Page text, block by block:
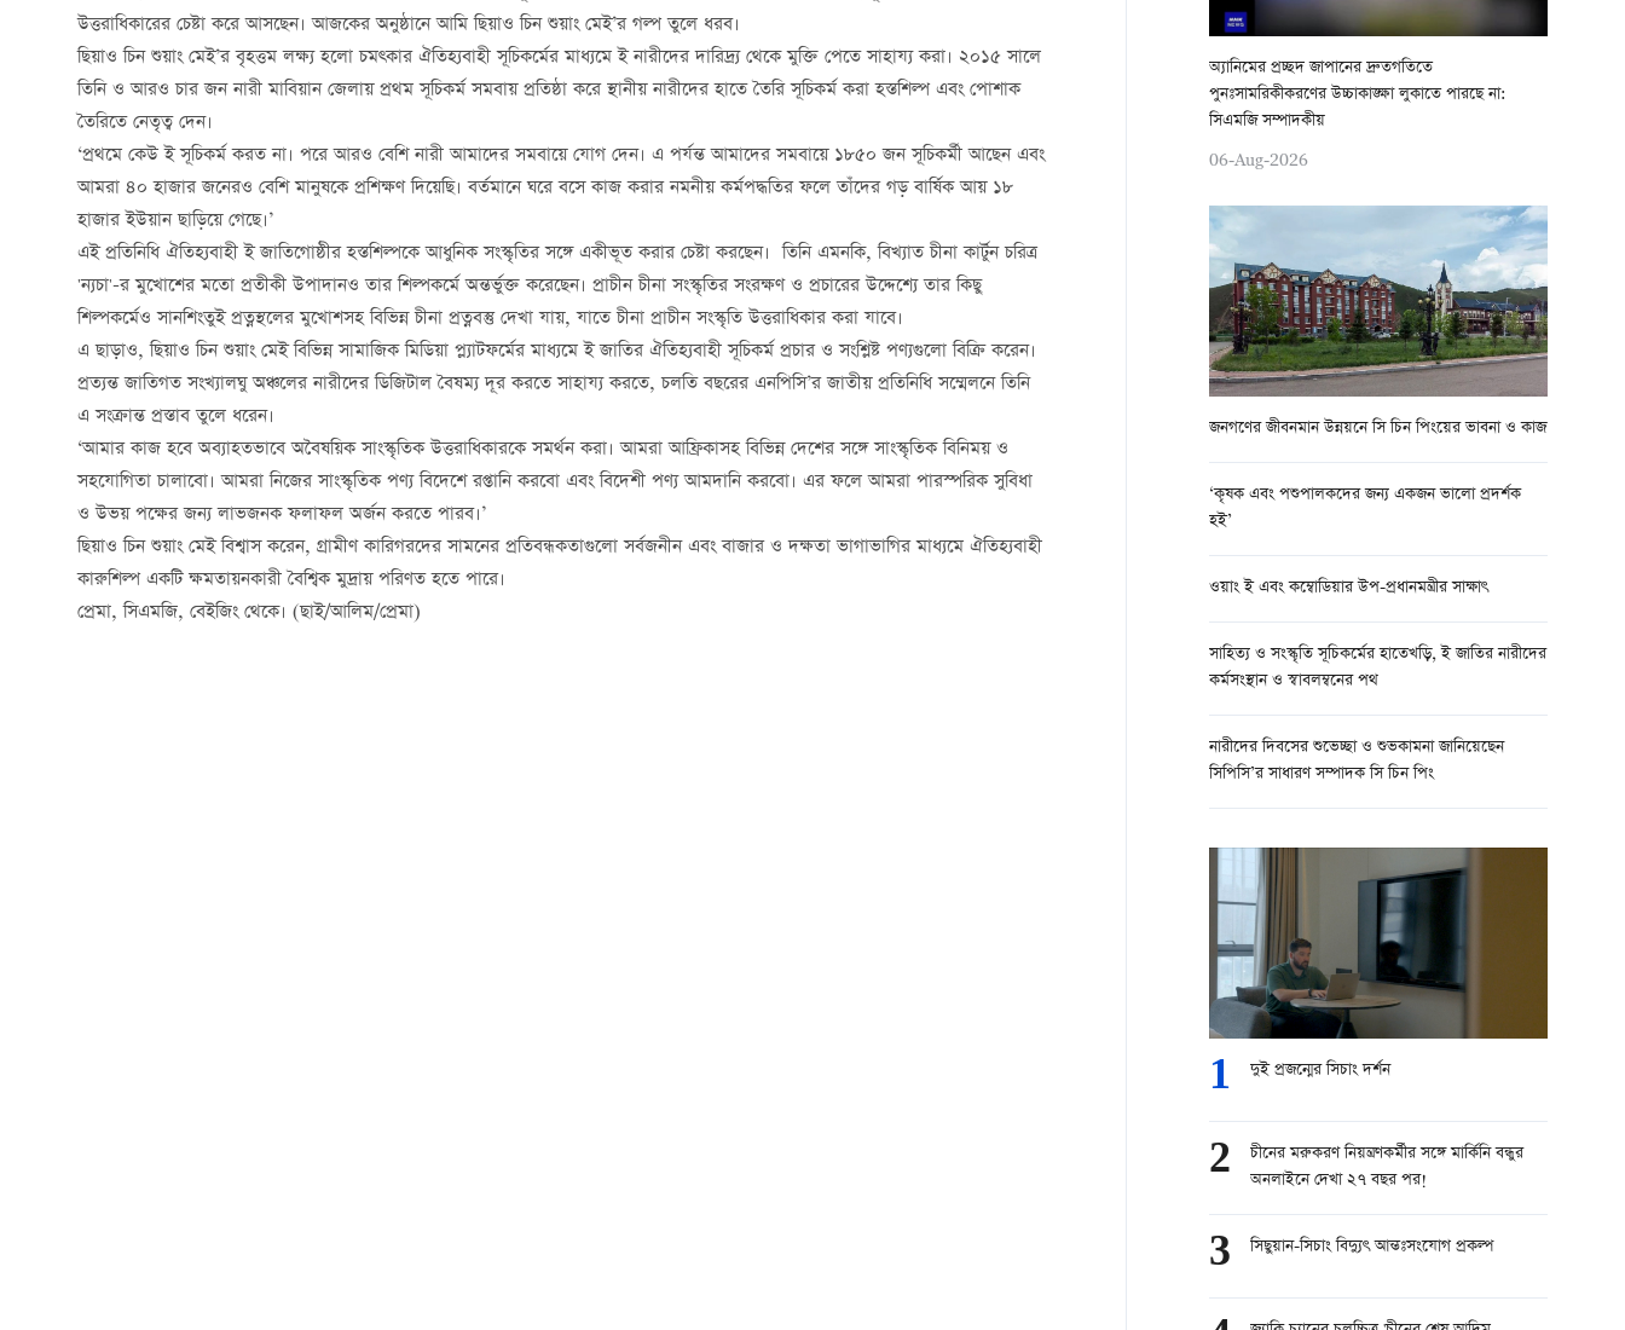
উত্তরাধিকারের চেষ্টা করে আসছেন। আজকের অনুষ্ঠানে আমি ছিয়াও চিন শুয়াং মেই’র গল্প তুলে ধরব।
ছিয়াও চিন শুয়াং মেই’র বৃহত্তম লক্ষ্য হলো চমত্কার ঐতিহ্যবাহী সূচিকর্মের মাধ্যমে ই নারীদের দারিদ্র্য থেকে মুক্তি পেতে সাহায্য করা। ২০১৫ সালে
তিনি ও আরও চার জন নারী মাবিয়ান জেলায় প্রথম সূচিকর্ম সমবায় প্রতিষ্ঠা করে স্থানীয় নারীদের হাতে তৈরি সূচিকর্ম করা হস্তশিল্প এবং পোশাক
তৈরিতে নেতৃত্ব দেন।
‘প্রথমে কেউ ই সূচিকর্ম করত না। পরে আরও বেশি নারী আমাদের সমবায়ে যোগ দেন। এ পর্যন্ত আমাদের সমবায়ে ১৮৫০ জন সূচিকর্মী আছেন এবং
আমরা ৪০ হাজার জনেরও বেশি মানুষকে প্রশিক্ষণ দিয়েছি। বর্তমানে ঘরে বসে কাজ করার নমনীয় কর্মপদ্ধতির ফলে তাঁদের গড় বার্ষিক আয় ১৮
হাজার ইউয়ান ছাড়িয়ে গেছে।’
এই প্রতিনিধি ঐতিহ্যবাহী ই জাতিগোষ্ঠীর হস্তশিল্পকে আধুনিক সংস্কৃতির সঙ্গে একীভূত করার চেষ্টা করছেন। তিনি এমনকি, বিখ্যাত চীনা কার্টুন চরিত্র
'ন্যচা'-র মুখোশের মতো প্রতীকী উপাদানও তার শিল্পকর্মে অন্তর্ভুক্ত করেছেন। প্রাচীন চীনা সংস্কৃতির সংরক্ষণ ও প্রচারের উদ্দেশ্যে তার কিছু
শিল্পকর্মেও সানশিংতুই প্রত্নস্থলের মুখোশসহ বিভিন্ন চীনা প্রত্নবস্তু দেখা যায়, যাতে চীনা প্রাচীন সংস্কৃতি উত্তরাধিকার করা যাবে।
এ ছাড়াও, ছিয়াও চিন শুয়াং মেই বিভিন্ন সামাজিক মিডিয়া প্ল্যাটফর্মের মাধ্যমে ই জাতির ঐতিহ্যবাহী সূচিকর্ম প্রচার ও সংশ্লিষ্ট পণ্যগুলো বিক্রি করেন।
প্রত্যন্ত জাতিগত সংখ্যালঘু অঞ্চলের নারীদের ডিজিটাল বৈষম্য দূর করতে সাহায্য করতে, চলতি বছরের এনপিসি’র জাতীয় প্রতিনিধি সম্মেলনে তিনি
এ সংক্রান্ত প্রস্তাব তুলে ধরেন।
‘আমার কাজ হবে অব্যাহতভাবে অবৈষয়িক সাংস্কৃতিক উত্তরাধিকারকে সমর্থন করা। আমরা আফ্রিকাসহ বিভিন্ন দেশের সঙ্গে সাংস্কৃতিক বিনিময় ও
সহযোগিতা চালাবো। আমরা নিজের সাংস্কৃতিক পণ্য বিদেশে রপ্তানি করবো এবং বিদেশী পণ্য আমদানি করবো। এর ফলে আমরা পারস্পরিক সুবিধা
ও উভয় পক্ষের জন্য লাভজনক ফলাফল অর্জন করতে পারব।’
ছিয়াও চিন শুয়াং মেই বিশ্বাস করেন, গ্রামীণ কারিগরদের সামনের প্রতিবন্ধকতাগুলো সর্বজনীন এবং বাজার ও দক্ষতা ভাগাভাগির মাধ্যমে ঐতিহ্যবাহী
কারুশিল্প একটি ক্ষমতায়নকারী বৈশ্বিক মুদ্রায় পরিণত হতে পারে।
প্রেমা, সিএমজি, বেইজিং থেকে। (ছাই/আলিম/প্রেমা)
অ্যানিমের প্রচ্ছদ জাপানের দ্রুতগতিতে
পুনঃসামরিকীকরণের উচ্চাকাঙ্ক্ষা লুকাতে পারছে না:
সিএমজি সম্পাদকীয়
06-Aug-2026
জনগণের জীবনমান উন্নয়নে সি চিন পিংয়ের ভাবনা ও কাজ
‘কৃষক এবং পশুপালকদের জন্য একজন ভালো প্রদর্শক
হই’
ওয়াং ই এবং কম্বোডিয়ার উপ-প্রধানমন্ত্রীর সাক্ষাৎ
সাহিত্য ও সংস্কৃতি সূচিকর্মের হাতেখড়ি, ই জাতির নারীদের
কর্মসংস্থান ও স্বাবলম্বনের পথ
নারীদের দিবসের শুভেচ্ছা ও শুভকামনা জানিয়েছেন
সিপিসি’র সাধারণ সম্পাদক সি চিন পিং
1 দুই প্রজন্মের সিচাং দর্শন
2
চীনের মরুকরণ নিয়ন্ত্রণকর্মীর সঙ্গে মার্কিনি বন্ধুর
অনলাইনে দেখা ২৭ বছর পর!
3 সিছুয়ান-সিচাং বিদ্যুৎ আন্তঃসংযোগ প্রকল্প